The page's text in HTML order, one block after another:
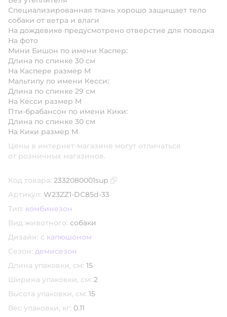
Специализированная ткань хорошо защищает тело
собаки от ветра и влаги
На дождевике предусмотрено отверстие для поводка
На фото
Мини Бишон по имени Каспер:
Длина по спинке 30 см
На Каспере размер М
Мальтипу по имени Кесси:
Длина по спинке 29 см
На Кесси размер М
Пти-брабансон по имени Кики:
Длина по спинке 30 см
На Кики размер М
Цены в интернет-магазине могут отличаться
от розничных магазинов.
Код товара: 2332080001sup
Артикул: W23ZZ1-DC85d-33
Тип: комбинезон
Вид животного: собаки
Дизайн: с капюшоном
Сезон: демисезон
Длина упаковки, см: 15
Ширина упаковки, см: 2
Высота упаковки, см: 15
Вес упаковки, кг: 0.11